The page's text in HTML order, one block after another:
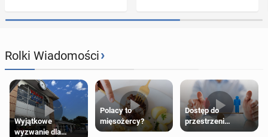
Rolki Wiadomości›
Wyjątkowe
wyzwanie dla
Polacy to
mięsożercy?
Dostęp do
przestrzeni
przeznaczonych